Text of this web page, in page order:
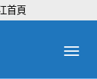
首頁
Toggle